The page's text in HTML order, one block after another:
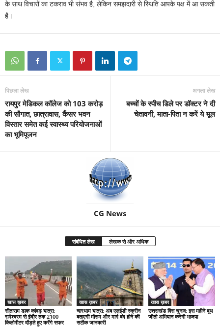
के साथ विचारों का टकराव भी संभव है, लेकिन समझदारी से स्थिति आपके पक्ष में आ सकती
है।
पिछला लेख
रायपुर मेडिकल कॉलेज को 103 करोड़
की सौगात, छात्रावास, कैंसर भवन
विस्तार समेत कई स्वास्थ्य परियोजनाओं
का भूमिपूजन
अगला लेख
बच्चों के स्पीच डिले पर डॉक्टर ने दी
चेतावनी, माता-पिता न करें ये भूल
CG News
संबंधित लेख लेखक से और अधिक
खास ख़बर
सीताराम डाक कांवड़ यात्रा:
रामेश्वरम से इंदौर तक 2100
किलोमीटर दौड़ते हुए करेंगे सफर
खास ख़बर
चारधाम यात्रा: अब एलईडी स्क्रीन
बताएगी मौसम और मार्ग बंद होने की
सटीक जानकारी
खास ख़बर
उत्तराखंड विस चुनाव: इस महीने बूथ
जीतो अभियान करेगी भाजपा